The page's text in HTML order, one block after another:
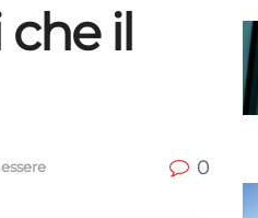
che il
0